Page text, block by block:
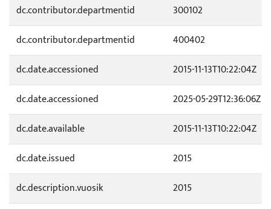
dc.contributor.departmentid
300102
dc.contributor.departmentid
400402
dc.date.accessioned
2015-11-13T10:22:04Z
dc.date.accessioned
2025-05-29T12:36:06Z
dc.date.available
2015-11-13T10:22:04Z
dc.date.issued
2015
dc.description.vuosik
2015